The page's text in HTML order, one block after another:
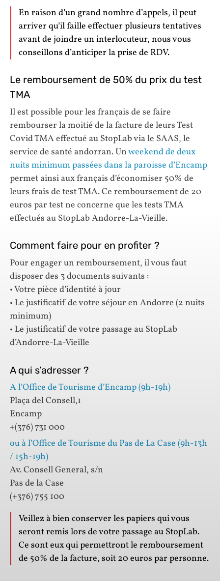
En raison d’un grand nombre d’appels, il peut
arriver qu’il faille effectuer plusieurs tentatives
avant de joindre un interlocuteur, nous vous
conseillons d’anticiper la prise de RDV.
Le remboursement de 50% du prix du test
TMA
Il est possible pour les français de se faire
rembourser la moitié de la facture de leurs Test
Covid TMA effectué au StopLab via le SAAS, le
service de santé andorran. Unweekend de deux
nuits minimum passées dans la paroisse d’Encamp
permet ainsi aux français d’économiser 50% de
leurs frais de test TMA. Ce remboursement de 20
euros par test ne concerne que les tests TMA
effectués au StopLab Andorre-La-Vieille.
Comment faire pour en profiter ?
Pour engager un remboursement, il vous faut
disposer des 3 documents suivants :
• Votre pièce d’identité à jour
• Le justificatif de votre séjour en Andorre (2 nuits
minimum)
• Le justificatif de votre passage au StopLab
d’Andorre-La-Vieille
A qui s’adresser ?
A l’Office de Tourisme d’Encamp (9h-19h)
Plaça del Consell,1
Encamp
+(376) 731 000
ou à l’Office de Tourisme du Pas de La Case (9h-13h
/ 15h-19h)
Av. Consell General, s/n
Pas de la Case
(+376) 755 100
Veillez à bien conserver les papiers qui vous
seront remis lors de votre passage au StopLab.
Ce sont eux qui permettront le remboursement
de 50% de la facture, soit 20 euros par personne.